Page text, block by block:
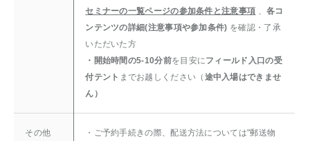
セミナーの一覧ページの参加条件と注意事項 、 各コ
ンテンツの詳細(注意事項や参加条件) を確認・了承
いただいた方
・開始時間の5-10分前を目安にフィールド入口の受
付テント までお越しください（ 途中入場はできませ
ん）
その他
・ご予約手続きの際、配送方法については"郵送物